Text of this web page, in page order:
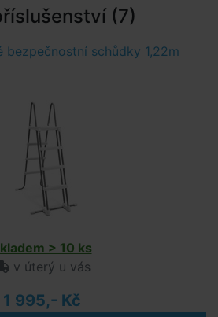
(7)
bezpečnostní schůdky 1,22m
> 10 ks
v úterý u vás
1 995,- Kč